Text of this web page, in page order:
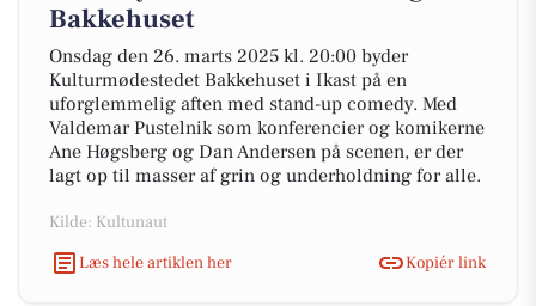
Bakkehuset
Onsdag den 26. marts 2025 kl. 20:00 byder
Kulturmødestedet Bakkehuset i Ikast på en
uforglemmelig aften med stand-up comedy. Med
Valdemar Pustelnik som konferencier og komikerne
Ane Høgsberg og Dan Andersen på scenen, er der
lagt op til masser af grin og underholdning for alle.
Kilde: Kultunaut
Læs hele artiklen her
Kopiér link